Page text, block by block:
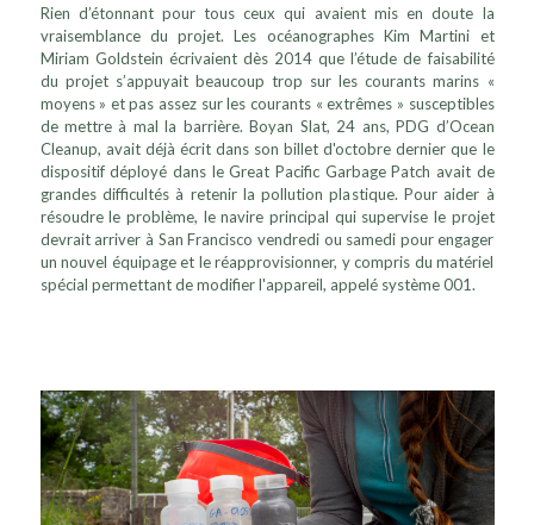
Rien d’étonnant pour tous ceux qui avaient mis en doute la
vraisemblance du projet. Les océanographes Kim Martini et
Miriam Goldstein écrivaient dès 2014 que l’étude de faisabilité
du projet s’appuyait beaucoup trop sur les courants marins «
moyens » et pas assez sur les courants « extrêmes » susceptibles
de mettre à mal la barrière. Boyan Slat, 24 ans, PDG d’Ocean
Cleanup, avait déjà écrit dans son billet d'octobre dernier que le
dispositif déployé dans le Great Pacific Garbage Patch avait de
grandes difficultés à retenir la pollution plastique. Pour aider à
résoudre le problème, le navire principal qui supervise le projet
devrait arriver à San Francisco vendredi ou samedi pour engager
un nouvel équipage et le réapprovisionner, y compris du matériel
spécial permettant de modifier l'appareil, appelé système 001.